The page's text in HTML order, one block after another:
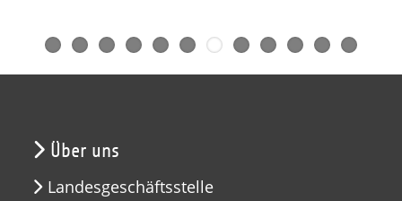
Über uns
Landesgeschäftsstelle